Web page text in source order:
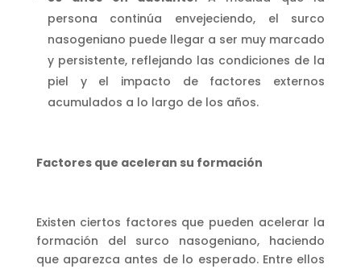
persona continúa envejeciendo, el surco
nasogeniano puede llegar a ser muy marcado
y persistente, reflejando las condiciones de la
piel y el impacto de factores externos
acumulados a lo largo de los años.
Factores que aceleran su formación
Existen ciertos factores que pueden acelerar la
formación del surco nasogeniano, haciendo
que aparezca antes de lo esperado. Entre ellos